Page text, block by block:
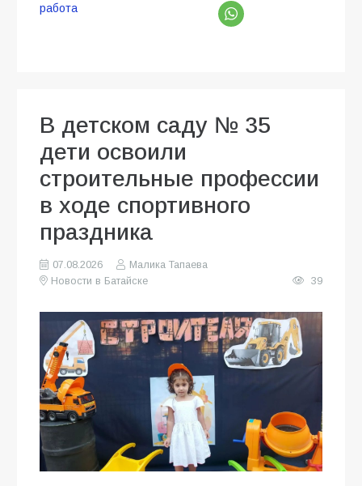
работа
В детском саду № 35
дети освоили
строительные профессии
в ходе спортивного
праздника
07.08.2026
Малика Тапаева
Новости в Батайске
39